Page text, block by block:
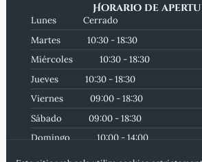
Horario de
Lunes
Cerrado
Martes
10:30 - 18:30
Miércoles
10:30 - 18:30
Jueves
10:30 - 18:30
Viernes
09:00 - 18:30
Sábado
09:00 - 18:30
Domingo
10:00 - 14:00